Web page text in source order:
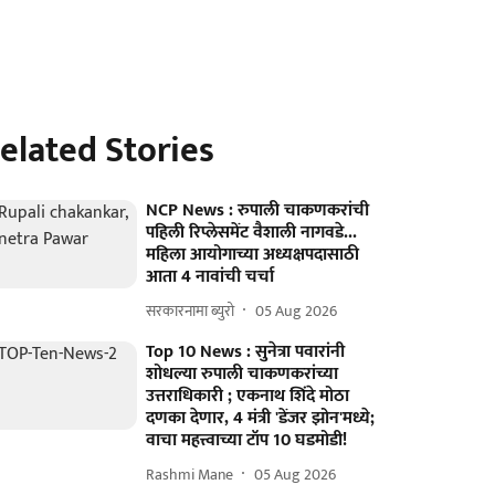
Stories
NCP News : रुपाली चाकणकरांची
पहिली रिप्लेसमेंट वैशाली नागवडे...
महिला आयोगाच्या अध्यक्षपदासाठी
आता 4 नावांची चर्चा
सरकारनामा ब्युरो 05 Aug 2026
Top 10 News : सुनेत्रा पवारांनी
शोधल्या रुपाली चाकणकरांच्या
उत्तराधिकारी ; एकनाथ शिंदे मोठा
दणका देणार, 4 मंत्री 'डेंजर झोन'मध्ये;
वाचा महत्त्वाच्या टॉप 10 घडमोडी!
Rashmi Mane 05 Aug 2026